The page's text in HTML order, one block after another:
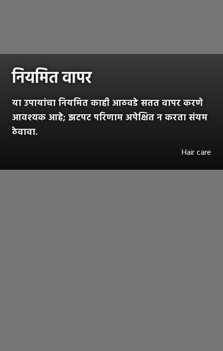
नियमित वापर
या उपायांचा नियमित काही आठवडे सतत वापर करणे
आवश्यक आहे; झटपट परिणाम अपेक्षित न करता संयम
ठेवावा.
Hair care